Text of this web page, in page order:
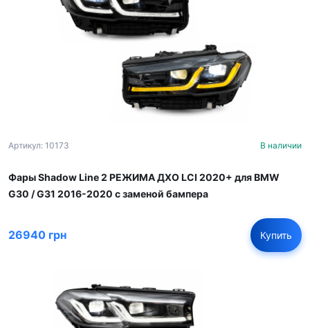
Артикул: 10173 В наличии
Фары Shadow Line 2 РЕЖИМА ДХО LCI 2020+ для BMW
G30 / G31 2016-2020 с заменой бампера
26940 грн Купить